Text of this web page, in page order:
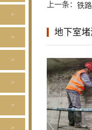
上一条： 铁
地下室